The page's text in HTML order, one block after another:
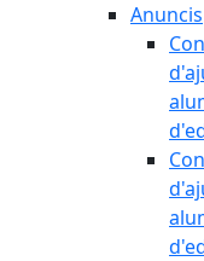
Anuncis